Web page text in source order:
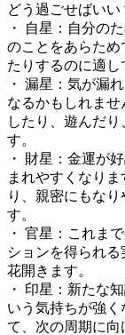
どう過ごせばいい
・ 自星：自分の
のことをあらた
たりするのに適し
・ 漏星：気が漏
なるかもしれま
したり、遊んだ
す。
・ 財星：金運が
まれやすくなり
り、親密にもな
す。
・ 官星：これま
ションを得られ
花開きます。
・ 印星：新たな
いう気持ちが強く
て、次の周期に向